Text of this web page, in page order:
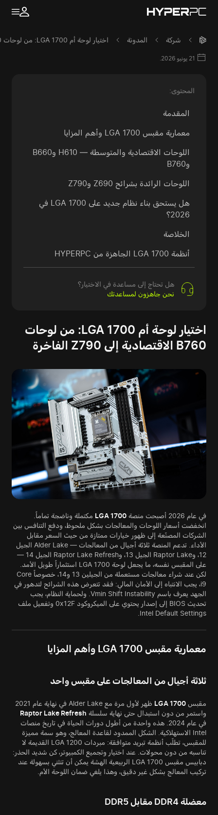
شركة المدونة اختيار لوحة أم LGA 1700: من لوحات B760 الاقتصادية إلى Z790 الفاخرة
المحتوى:
المقدمة
معمارية مقبس LGA 1700 وأهم المزايا
اللوحات الاقتصادية والمتوسطة — H610 وB660
وB760
اللوحات الرائدة بشرائح Z690 وZ790
هل يستحق بناء نظام جديد على LGA 1700 في
2026؟
الخلاصة
أنظمة LGA 1700 الجاهزة من HYPERPC
هل تحتاج إلى مساعدة في الاختيار؟
نحن جاهزون لمساعدتك
اختيار لوحة أم LGA 1700: من لوحات
B760 الاقتصادية إلى Z790 الفاخرة
في عام 2026 أصبحت منصة LGA 1700 مكتملة وناضجة تماماً.
انخفضت أسعار اللوحات والمعالجات بشكل ملحوظ، ودفع التنافس بين
الشركات المصنّعة إلى ظهور خيارات ممتازة من حيث السعر مقابل
الأداء. تدعم المنصة ثلاثة أجيال من المعالجات — Alder Lake الجيل
12، وRaptor Lake الجيل 13، وRaptor Lake Refresh الجيل 14 —
على المقبس نفسه، ما يجعل لوحة LGA 1700 استثماراً طويل الأمد.
لكن عند شراء معالجات مستعملة من الجيلين 13 و14، خصوصاً Core
i9، يجب الانتباه إلى الأمان المالي: فقد تتعرض هذه الشرائح لتدهور في
الجهد يعرف باسم Vmin Shift Instability. ولحماية النظام، يجب
تحديث BIOS إلى إصدار يحتوي على الميكروكود 0x12F وتفعيل ملف
Intel Default Settings.
معمارية مقبس LGA 1700 وأهم المزايا
ثلاثة أجيال من المعالجات على مقبس واحد
مقبس LGA 1700
ظهر لأول مرة مع Alder Lake في نهاية عام 2021
واستمر من دون استبدال حتى نهاية سلسلة Raptor Lake Refresh
في عام 2024. هذه واحدة من أطول دورات الحياة في تاريخ منصات
Intel الاستهلاكية. الشكل الممدود لقاعدة المعالج، وهو سمة مميزة
للمقبس، تطلّب أنظمة تبريد متوافقة: مبردات LGA 1200 القديمة لا
تناسبه من دون محولات. عند اختيار وتجميع الكمبيوتر، كن شديد الحذر:
دبابيس مقبس LGA 1700 الربيعية الهشة يمكن أن تنثني بسهولة عند
تركيب المعالج بشكل غير دقيق، وهذا يلغي ضمان اللوحة الأم.
معضلة DDR4 مقابل DDR5